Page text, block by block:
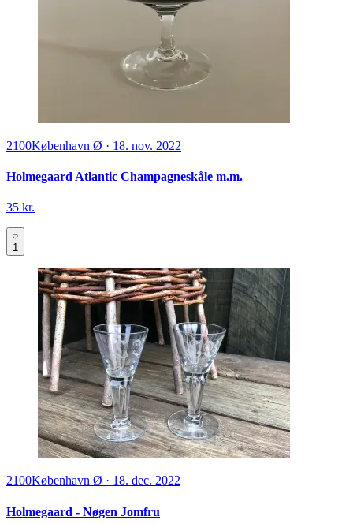
2100København Ø · 18. nov. 2022
Holmegaard Atlantic Champagneskåle m.m.
35 kr.
1
2100København Ø · 18. dec. 2022
Holmegaard - Nøgen Jomfru